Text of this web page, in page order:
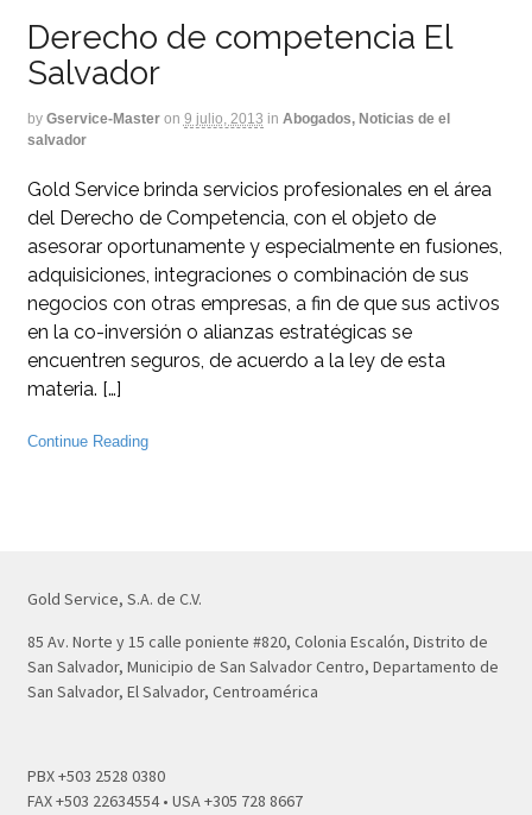
Derecho de competencia El
Salvador
by Gservice-Master on 9 julio, 2013 in Abogados, Noticias de el
salvador
Gold Service brinda servicios profesionales en el área
del Derecho de Competencia, con el objeto de
asesorar oportunamente y especialmente en fusiones,
adquisiciones, integraciones o combinación de sus
negocios con otras empresas, a fin de que sus activos
en la co-inversión o alianzas estratégicas se
encuentren seguros, de acuerdo a la ley de esta
materia. […]
Continue Reading
Gold Service, S.A. de C.V.
85 Av. Norte y 15 calle poniente #820, Colonia Escalón, Distrito de
San Salvador, Municipio de San Salvador Centro, Departamento de
San Salvador, El Salvador, Centroamérica
PBX +503 2528 0380
FAX +503 22634554 • USA +305 728 8667